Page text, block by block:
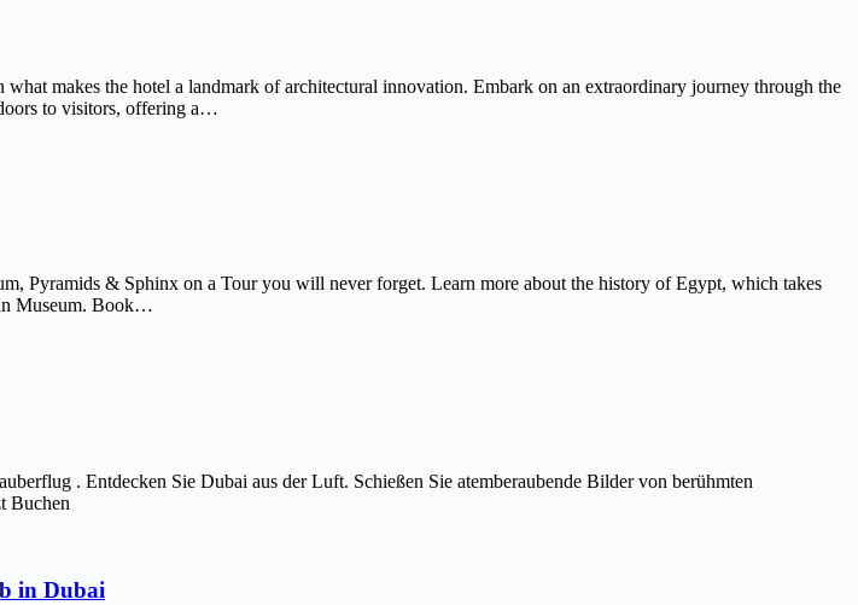
makes the hotel a landmark of architectural innovation. Embark on an extraordinary journey through the
to visitors, offering a…
Pyramids & Sphinx on a Tour you will never forget. Learn more about the history of Egypt, which takes
Museum. Book…
. Entdecken Sie Dubai aus der Luft. Schießen Sie atemberaubende Bilder von berühmten
Buchen
in Dubai